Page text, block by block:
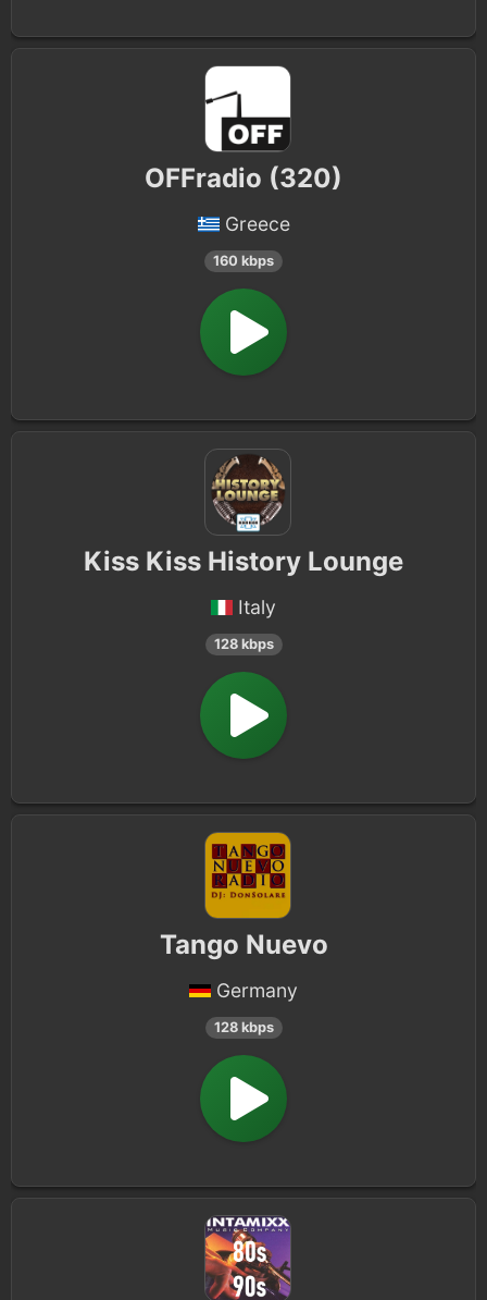
OFFradio (320)
Greece
160 kbps
Kiss Kiss History Lounge
Italy
128 kbps
Tango Nuevo
Germany
128 kbps